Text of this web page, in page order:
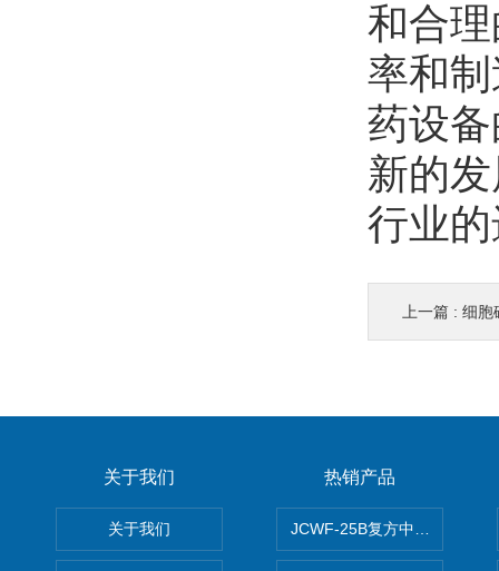
和合
率和
药设
新的
行业
上一篇 : 细胞
关于我们
关于我们
热销产品
JCWF-25B复方中药材超微粉